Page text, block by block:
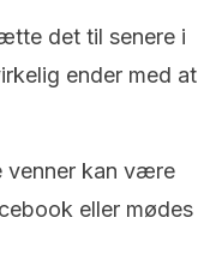
det til senere i
ender med at
venner kan være
eller mødes